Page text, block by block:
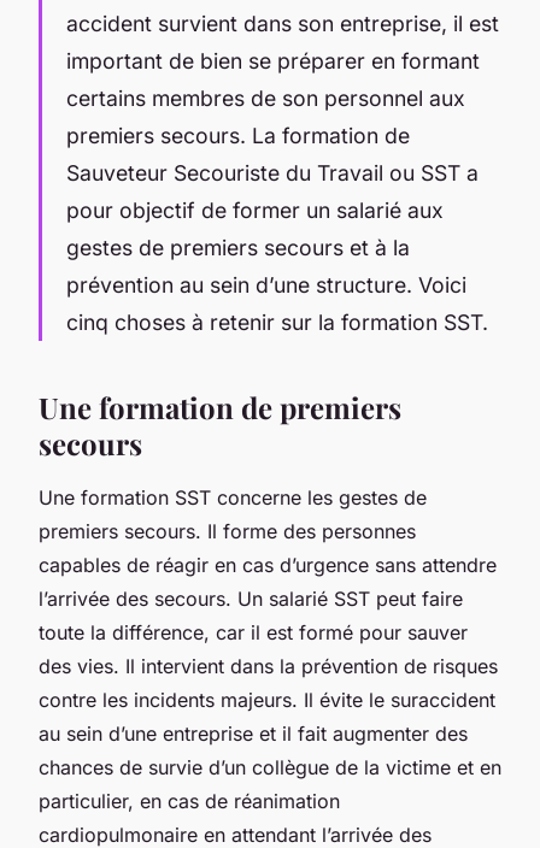
accident survient dans son entreprise, il est
important de bien se préparer en formant
certains membres de son personnel aux
premiers secours. La formation de
Sauveteur Secouriste du Travail ou SST a
pour objectif de former un salarié aux
gestes de premiers secours et à la
prévention au sein d’une structure. Voici
cinq choses à retenir sur la formation SST.
Une formation de premiers
secours
Une formation SST concerne les gestes de
premiers secours. Il forme des personnes
capables de réagir en cas d’urgence sans attendre
l’arrivée des secours. Un salarié SST peut faire
toute la différence, car il est formé pour sauver
des vies. Il intervient dans la prévention de risques
contre les incidents majeurs. Il évite le suraccident
au sein d’une entreprise et il fait augmenter des
chances de survie d’un collègue de la victime et en
particulier, en cas de réanimation
cardiopulmonaire en attendant l’arrivée des